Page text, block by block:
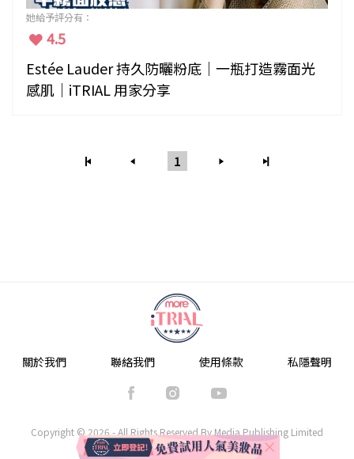
她給予評分有：
4.5
Estée Lauder 持久防曬粉底｜一瓶打造霧面光
感肌｜iTRIAL 用家分享
1
關於我們 聯絡我們 使用條款 私隱聲明
Copyright © 2026 - All Rights Reserved By Media Publishing Limited